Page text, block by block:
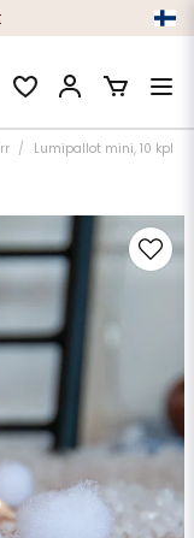
Lumipallot mini, 10 kpl